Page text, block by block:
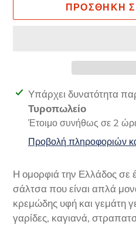
ΠΡΟΣΘΉΚΗ
Προσθήκη
προϊόντος
καλάθι
Υπάρχει δυνατότητα
Τυροπωλείο
Έτοιμο συνήθως σε 2
Προβολή πληροφοριών
Η ομορφιά την Ελλάδος σε
σάλτσα που είναι απλά
κρεμώδης υφή και γεμάτη
γαρίδες, καγιανά,